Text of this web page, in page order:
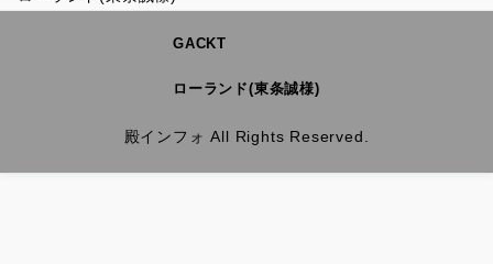
GACKT
ローランド(東条誠様)
殿インフォ All Rights Reserved.